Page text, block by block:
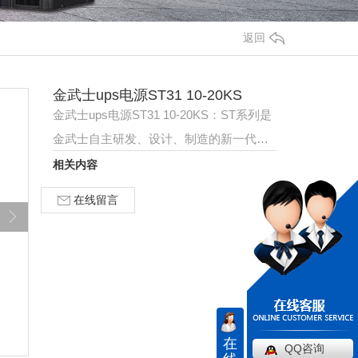
返回
金武士ups电源ST31 10-20KS
金武士ups电源ST31 10-20KS：ST系列是
金武士自主研发、设计、制造的新一代在
线式大功率UPS电源，产品适用范围广，
性能 ，获广大…
相关内容
在线留言
在
QQ咨询